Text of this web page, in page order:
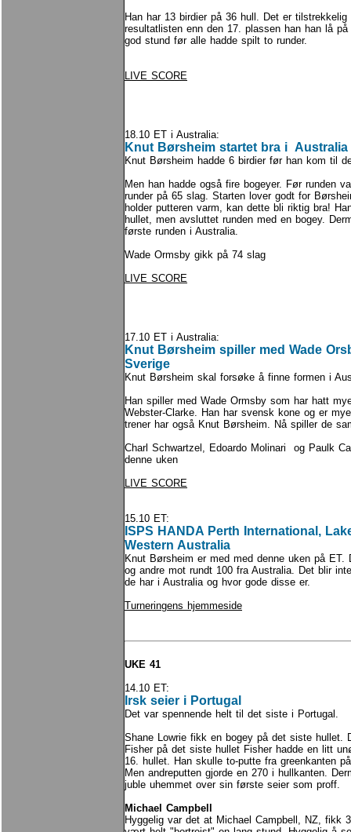
Han har 13 birdier på 36 hull. Det er
resultatlisten enn den 17. plassen han han lå
god stund før alle hadde spilt to runder.
LIVE SCORE
18.10 ET i Australia:
Knut Børsheim startet bra i Australia
Knut Børsheim hadde 6 birdier før han kom til
Men han hadde også fire bogeyer. Før runden
runder på 65 slag. Starten lover godt for
holder putteren varm, kan dette bli riktig bra!
hullet, men avsluttet runden med en bogey.
første runden i Australia.
Wade Ormsby gikk på 74 slag
LIVE SCORE
17.10 ET i Australia:
Knut Børsheim spiller med Wade
Sverige
Knut Børsheim skal forsøke å finne formen i
Han spiller med Wade Ormsby som har hatt
Webster-Clarke. Han har svensk kone og er
trener har også Knut Børsheim. Nå spiller de
Charl Schwartzel, Edoardo Molinari og Paulk
denne uken
LIVE SCORE
15.10 ET:
ISPS HANDA Perth International,
Western Australia
Knut Børsheim er med med denne uken på ET.
og andre mot rundt 100 fra Australia. Det blir
de har i Australia og hvor gode disse er.
Turneringens hjemmeside
UKE 41
14.10 ET:
Irsk seier i Portugal
Det var spennende helt til det siste i Portugal.
Shane Lowrie fikk en bogey på det siste hullet.
Fisher på det siste hullet Fisher hadde en litt
16. hullet. Han skulle to-putte fra greenkanten
Men andreputten gjorde en 270 i hullkanten.
juble uhemmet over sin første seier som proff.
Michael Campbell
Hyggelig var det at Michael Campbell, NZ, fikk